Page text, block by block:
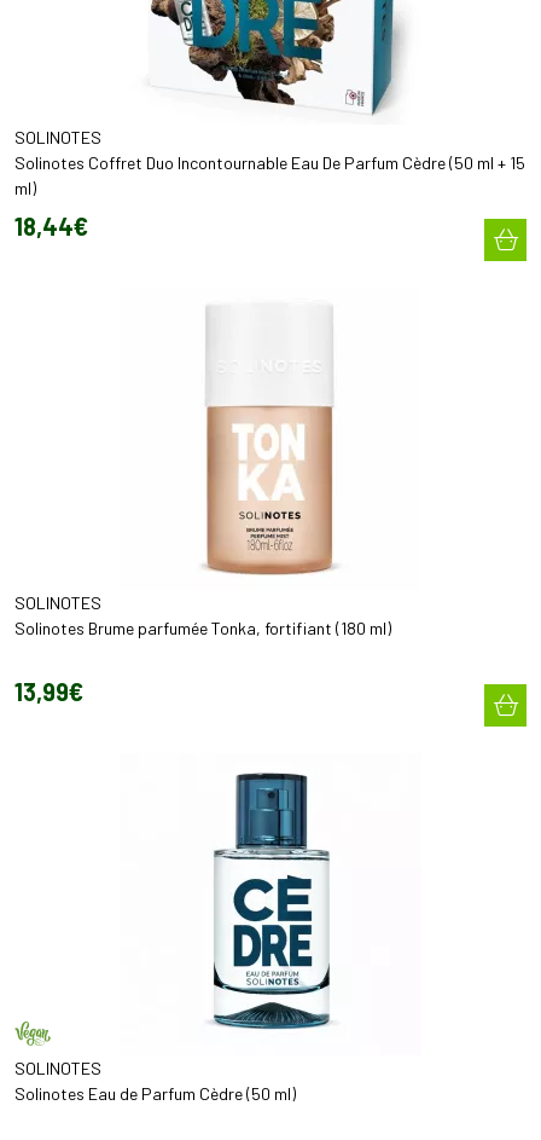
SOLINOTES
Solinotes Coffret Duo Incontournable Eau De Parfum Cèdre (50 ml + 15
ml)
18,44€
SOLINOTES
Solinotes Brume parfumée Tonka, fortifiant (180 ml)
13,99€
SOLINOTES
Solinotes Eau de Parfum Cèdre (50 ml)